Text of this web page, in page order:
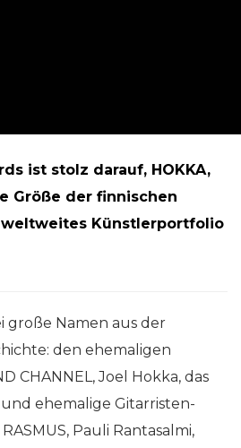
ist stolz darauf, HOKKA,
Größe der finnischen
weltweites Künstlerportfolio
große Namen aus der
den ehemaligen
CHANNEL, Joel Hokka, das
ehemalige Gitarristen-
Pauli Rantasalmi,